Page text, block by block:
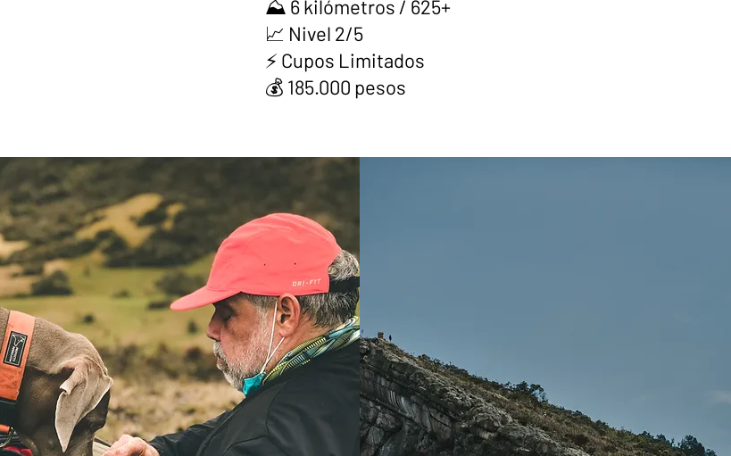
⛰️ 6 kilómetros / 625+
📈 Nivel 2/5
⚡ Cupos Limitados
💰 185.000 pesos